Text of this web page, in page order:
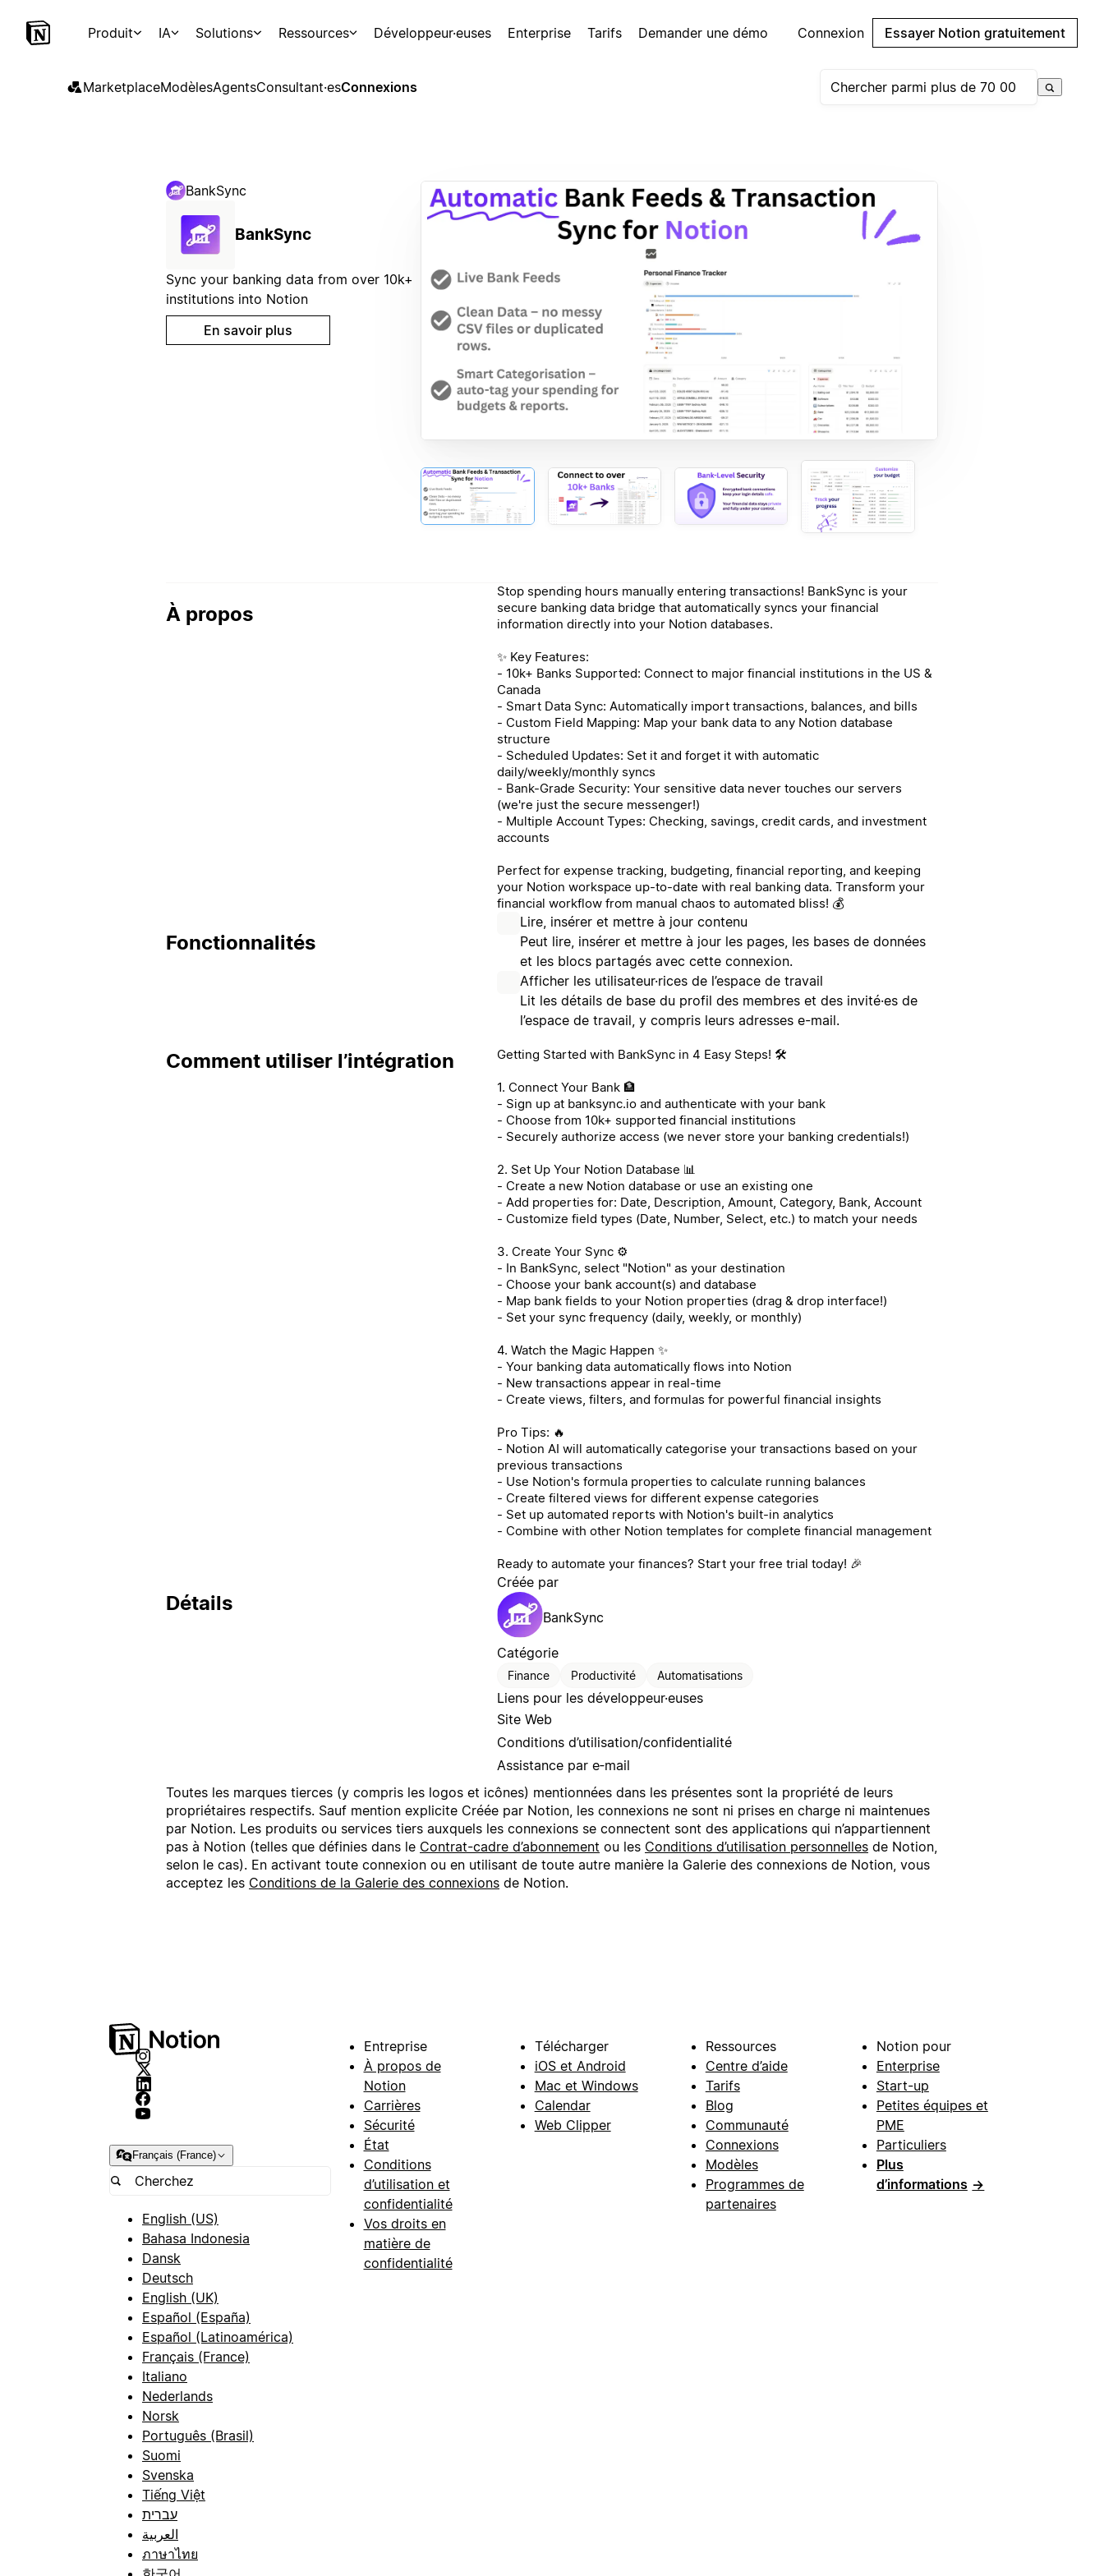
Produit IA Solutions Ressources Développeur·euses Enterprise Tarifs Demander une démo Connexion Essayer Notion gratuitement
MarketplaceModèlesAgentsConsultant·esConnexions
BankSync
BankSync
Sync your banking data from over 10k+
institutions into Notion
En savoir plus
À propos
Stop spending hours manually entering transactions! BankSync is your
secure banking data bridge that automatically syncs your financial
information directly into your Notion databases.
✨ Key Features:
- 10k+ Banks Supported: Connect to major financial institutions in the US &
Canada
- Smart Data Sync: Automatically import transactions, balances, and bills
- Custom Field Mapping: Map your bank data to any Notion database
structure
- Scheduled Updates: Set it and forget it with automatic
daily/weekly/monthly syncs
- Bank-Grade Security: Your sensitive data never touches our servers
(we're just the secure messenger!)
- Multiple Account Types: Checking, savings, credit cards, and investment
accounts
Perfect for expense tracking, budgeting, financial reporting, and keeping
your Notion workspace up-to-date with real banking data. Transform your
financial workflow from manual chaos to automated bliss! 💰
Fonctionnalités
Lire, insérer et mettre à jour contenu
Peut lire, insérer et mettre à jour les pages, les bases de données
et les blocs partagés avec cette connexion.
Afficher les utilisateur·rices de l’espace de travail
Lit les détails de base du profil des membres et des invité·es de
l’espace de travail, y compris leurs adresses e-mail.
Comment utiliser l’intégration Getting Started with BankSync in 4 Easy Steps! 🛠️
1. Connect Your Bank 🏦
- Sign up at banksync.io and authenticate with your bank
- Choose from 10k+ supported financial institutions
- Securely authorize access (we never store your banking credentials!)
2. Set Up Your Notion Database 📊
- Create a new Notion database or use an existing one
- Add properties for: Date, Description, Amount, Category, Bank, Account
- Customize field types (Date, Number, Select, etc.) to match your needs
3. Create Your Sync ⚙️
- In BankSync, select "Notion" as your destination
- Choose your bank account(s) and database
- Map bank fields to your Notion properties (drag & drop interface!)
- Set your sync frequency (daily, weekly, or monthly)
4. Watch the Magic Happen ✨
- Your banking data automatically flows into Notion
- New transactions appear in real-time
- Create views, filters, and formulas for powerful financial insights
Pro Tips: 🔥
- Notion AI will automatically categorise your transactions based on your
previous transactions
- Use Notion's formula properties to calculate running balances
- Create filtered views for different expense categories
- Set up automated reports with Notion's built-in analytics
- Combine with other Notion templates for complete financial management
Ready to automate your finances? Start your free trial today! 🎉
Détails
Créée par
BankSync
Catégorie
Finance Productivité Automatisations
Liens pour les développeur·euses
Site Web
Conditions d’utilisation/confidentialité
Assistance par e‑mail
Toutes les marques tierces (y compris les logos et icônes) mentionnées dans les présentes sont la propriété de leurs
propriétaires respectifs. Sauf mention explicite Créée par Notion, les connexions ne sont ni prises en charge ni maintenues
par Notion. Les produits ou services tiers auxquels les connexions se connectent sont des applications qui n’appartiennent
pas à Notion (telles que définies dans le Contrat-cadre d’abonnement ou les Conditions d’utilisation personnelles de Notion,
selon le cas). En activant toute connexion ou en utilisant de toute autre manière la Galerie des connexions de Notion, vous
acceptez les Conditions de la Galerie des connexions de Notion.
Français (France)
English (US)
Bahasa Indonesia
Dansk
Deutsch
English (UK)
Español (España)
Español (Latinoamérica)
Français (France)
Italiano
Nederlands
Norsk
Português (Brasil)
Suomi
Svenska
Tiếng Việt
עברית
العربية
ภาษาไทย
Entreprise
À propos de
Notion
Carrières
Sécurité
État
Conditions
d’utilisation et
confidentialité
Vos droits en
matière de
confidentialité
Télécharger
iOS et Android
Mac et Windows
Calendar
Web Clipper
Ressources
Centre d’aide
Tarifs
Blog
Communauté
Connexions
Modèles
Programmes de
partenaires
Notion pour
Enterprise
Start-up
Petites équipes et
PME
Particuliers
Plus
d’informations →